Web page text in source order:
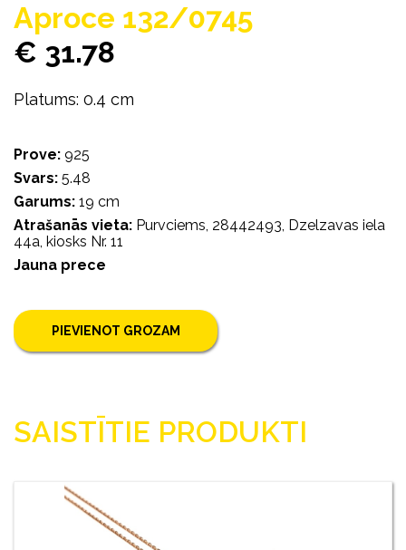
Aproce 132/0745
€ 31.78
Platums: 0.4 cm
Prove: 925
Svars: 5.48
Garums: 19 cm
Atrašanās vieta: Purvciems, 28442493, Dzelzavas iela
44a, kiosks Nr. 11
Jauna prece
PIEVIENOT GROZAM
SAISTĪTIE PRODUKTI